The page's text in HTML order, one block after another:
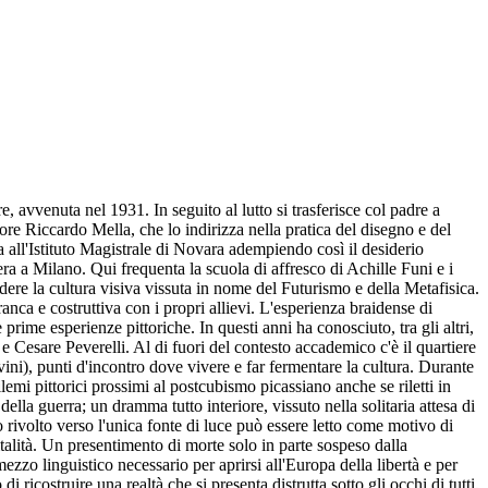
i principali rappresentanti della cultura letteraria italiana quali Giulio Bollati, Paolo Boringhieri, Italo Calvino, Fernanda Pivano, Franco Fortini, Natalia Ginzburg, Carlo Levi e Cesare Pavese, del quale diventa amico. Gli stessi pittori, quando si trovano a illustrare dei testi inediti di autori italiani, fanno la conoscenza dello scrittore, non senza scambi di opinione sul lavoro in corso. Nel 1948 partecipa alla Biennale d'Arte di Venezia, dove inizia ad approfondire la conoscenza dell'opera di Braque. Da questo momento in poi si allontana dal lessico picassiano per avvicinarsi a un linguaggio più sottile nella stesura dei colori, sempre più vicini a una dimensione lirica. Partecipa alla Biennale del '50 e nel 1951 vince il "Premio Senatore Borletti", riconoscimento importante perché lo introduce nel panorama artistico nazionale, offrendogli così nuove possibilità di lavoro. Nel 1954 realizza a Milano la prima mostra personale presso la Galleria Il Milione, con la presentazione in catalogo di Marco Valsecchi. A quest'anno, particolarmente felice per l'attività creativa del pittore, appartiene Frutta, una natura morta inserita in campi geometrici ben scanditi. Qui il postcubismo è del tutto riletto secondo la lezione pittorica di Braque, non senza una certa sensibilità cromatica di ascendenza espressionista che secondo Roberto Tassi può risalire a Matisse per l'intensità del colore e l'uniformità della stesura. A parte i richiami alla cultura pittorica francese è giusto tuttavia ribadire l'identità estetica italiana di Ajmone, fortemente legata alla dimensione poetica della propria terra. Più spregiudicata nella sua riuscita sintesi pittorica è Paesaggio (1954), dove le pennellate incarnano di colpo la consistenza del cielo e della terra. Un'opera felice negli esiti creativi e apprezzata dallo stesso Raffaele Carrieri che la ebbe nella propria collezione. Nel '54 trasferisce lo studio in via Sant'Agnese nei pressi di Sant'Ambrogio, una zona di Milano in cui si conservano ancora delle porzioni di terreno verde all'interno delle case. Qui si sono formati giardini folti di vegetazione, in gran parte recintati dalle mura cieche degli edifici. Il nuovo studio di Ajmone si apre proprio a questo tipo di realtà che finisce per essere indagata dallo sguardo del pittore. Ha inizio un nuovo ciclo di quadri ispirati alla natura, ma non è la scelta del tema a stabilire la novità del lavoro perché già da prima l'artista ha dipinto paesaggi sia en plein-air che a memoria. È il tipo di esperienza pesistica, tutta concentrata nell'intima segretezza dell'hortus conclusus, pienamente vissuta nella frequentazione quotidiana dello studio, a rinnovare la propria ricerca pittorica. Si tratta di un giardino circoscritto a pochi metri quadrati di terra, ma basta saperlo guardare per scoprire entro i suoi confini una fonte continua di stimoli percettivi. La vita del regno vegetale, il ciclo delle stagioni, il mutare degli agenti atmosferici, la percezione della realtà condizionata dal punto di vista, dal proprio stato d'animo, portano l'artista a intensificare la qualità estetica dei propri quadri dove si perde il confine tra interno ed esterno; dove le forme non marcano più in modo netto i propri contorni perché tutto trascolora in una squisita profondità tonale. Lo stesso taglio verticale di molte opere di questo periodo (1954-1957 c.), sottolinea l'attenzione per una natura costretta a sfogarsi verso l'alto perché chiusa tra le mura della città, perch